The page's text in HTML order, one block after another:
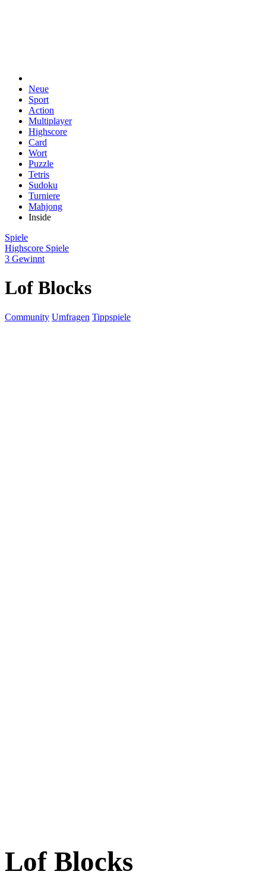
Neue
Sport
Action
Multiplayer
Highscore
Card
Wort
Puzzle
Tetris
Sudoku
Turniere
Mahjong
Inside
Spiele
Highscore Spiele
3 Gewinnt
Lof Blocks
Community Umfragen Tippspiele
Lof Blocks